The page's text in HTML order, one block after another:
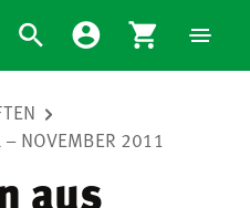
– NOVEMBER 2011
aus